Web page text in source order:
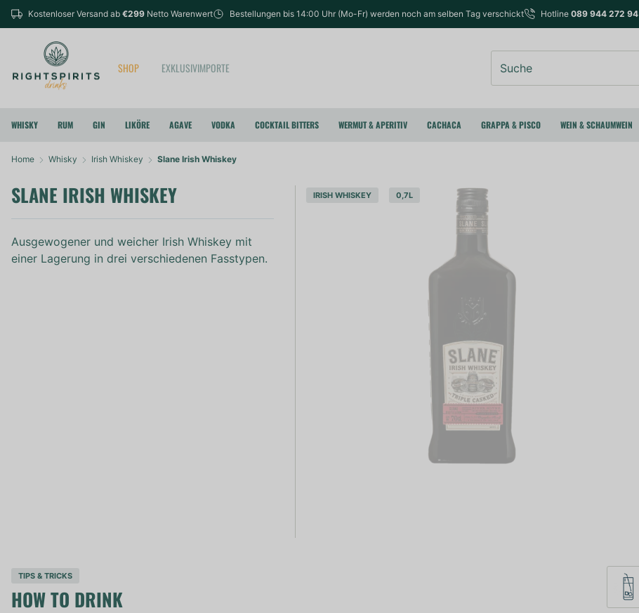
Kostenloser Versand ab €299 Netto Warenwert Bestellungen bis 14:00 Uhr (Mo-Fr) werden noch am selben Tag verschickt Hotline 089 944 272 94
SHOP EXKLUSIVIMPORTE
WHISKY RUM GIN LIKÖRE AGAVE VODKA COCKTAIL BITTERS WERMUT & APERITIV CACHACA GRAPPA & PISCO WEIN & SCHAUMWEIN
Home Whisky Irish Whiskey Slane Irish Whiskey
SLANE IRISH WHISKEY
Ausgewogener und weicher Irish Whiskey mit
einer Lagerung in drei verschiedenen Fasstypen.
IRISH WHISKEY 0,7L
TIPS & TRICKS
HOW TO DRINK